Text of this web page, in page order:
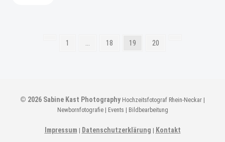
Vorherige
Page
1 … Page
18 Page
19 Page
20
© 2026 Sabine Kast Photography Hochzeitsfotograf Rhein-Neckar |
Newbornfotografie | Events | Bildbearbeitung
Impressum Datenschutzerklärung Kontakt